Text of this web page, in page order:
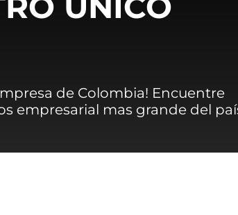
de Colombia! Encuentre
empresarial mas grande del